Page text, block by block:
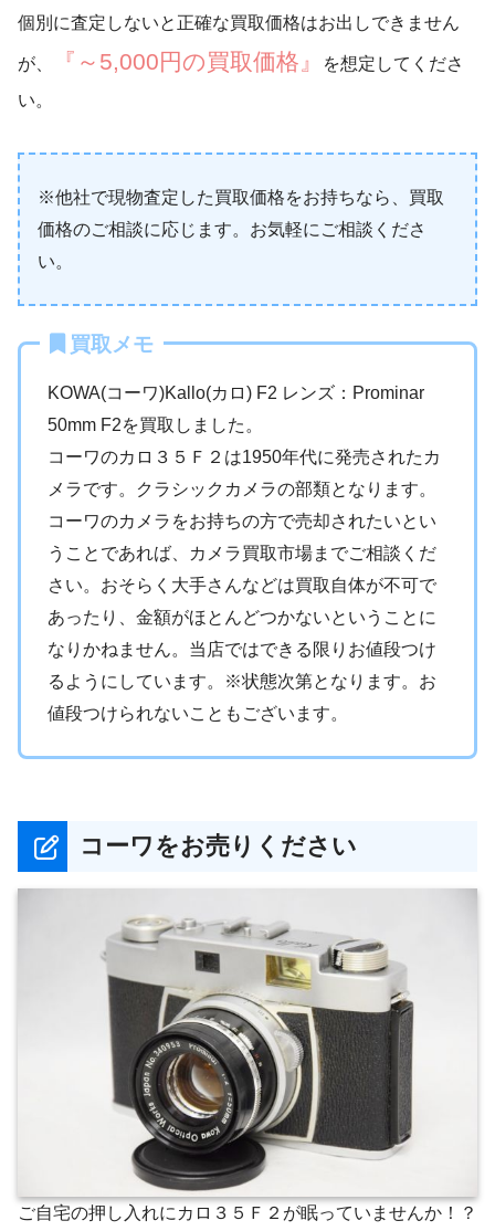
個別に査定しないと正確な買取価格はお出しできません
が、 『～5,000円の買取価格』
を想定してくださ
い。
※他社で現物査定した買取価格をお持ちなら、買取
価格のご相談に応じます。お気軽にご相談くださ
い。
買取メモ
KOWA(コーワ)Kallo(カロ) F2 レンズ：Prominar
50mm F2を買取しました。
コーワのカロ３５Ｆ２は1950年代に発売されたカ
メラです。クラシックカメラの部類となります。
コーワのカメラをお持ちの方で売却されたいとい
うことであれば、カメラ買取市場までご相談くだ
さい。おそらく大手さんなどは買取自体が不可で
あったり、金額がほとんどつかないということに
なりかねません。当店ではできる限りお値段つけ
るようにしています。※状態次第となります。お
値段つけられないこともございます。
コーワをお売りください
ご自宅の押し入れにカロ３５Ｆ２が眠っていませんか！？